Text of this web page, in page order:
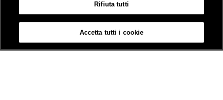
Protezione dati
Informativa sui Cookies Partita Iva 01008081000
Rifiuta tutti
Accetta tutti i cookie